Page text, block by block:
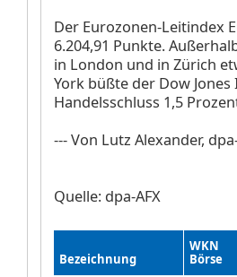
Der Eurozonen-Leitindex
6.204,91 Punkte.
in London und in Zürich
York büßte der Dow
Handelsschluss 1,5
--- Von Lutz Alexander,
Quelle: dpa-AFX
Bezeichnung
WKN
Börse